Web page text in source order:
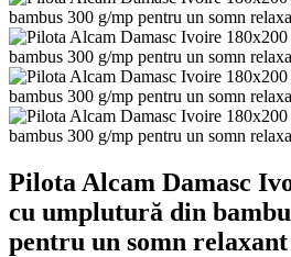
Pilota Alcam Damasc
cu umplutură din
pentru un somn